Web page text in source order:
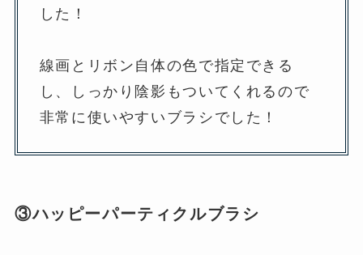
した！
線画とリボン自体の色で指定できる
し、しっかり陰影もついてくれるので
非常に使いやすいブラシでした！
③ハッピーパーティクルブラシ